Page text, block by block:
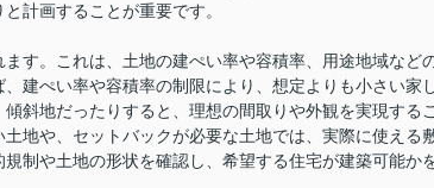
計画することが重要です。
す。これは、土地の建ぺい率や容積率、用途地域など
建ぺい率や容積率の制限により、想定よりも小さい家
斜地だったりすると、理想の間取りや外観を実現する
地や、セットバックが必要な土地では、実際に使える
制や土地の形状を確認し、希望する住宅が建築可能か